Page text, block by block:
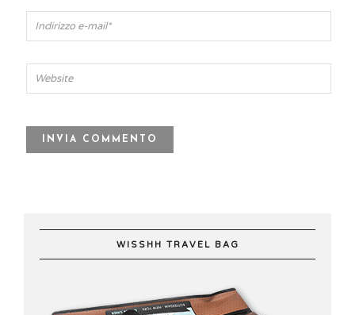
WISSHH TRAVEL BAG